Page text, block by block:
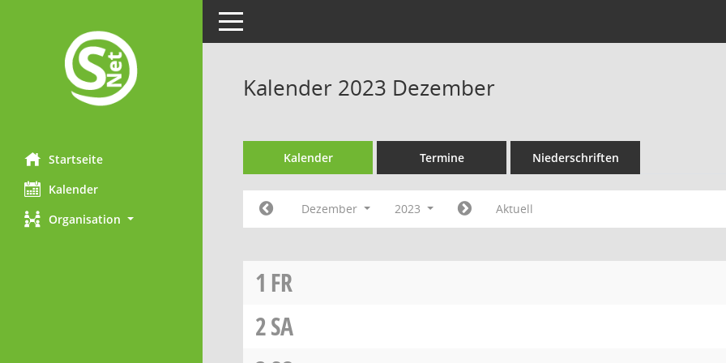
Startseite
Kalender
Organisation
Toggle navigation
Kalender 2023 Dezember
Kalender Termine Niederschriften
Dezember 2023 Aktuell
1 FR
2SA